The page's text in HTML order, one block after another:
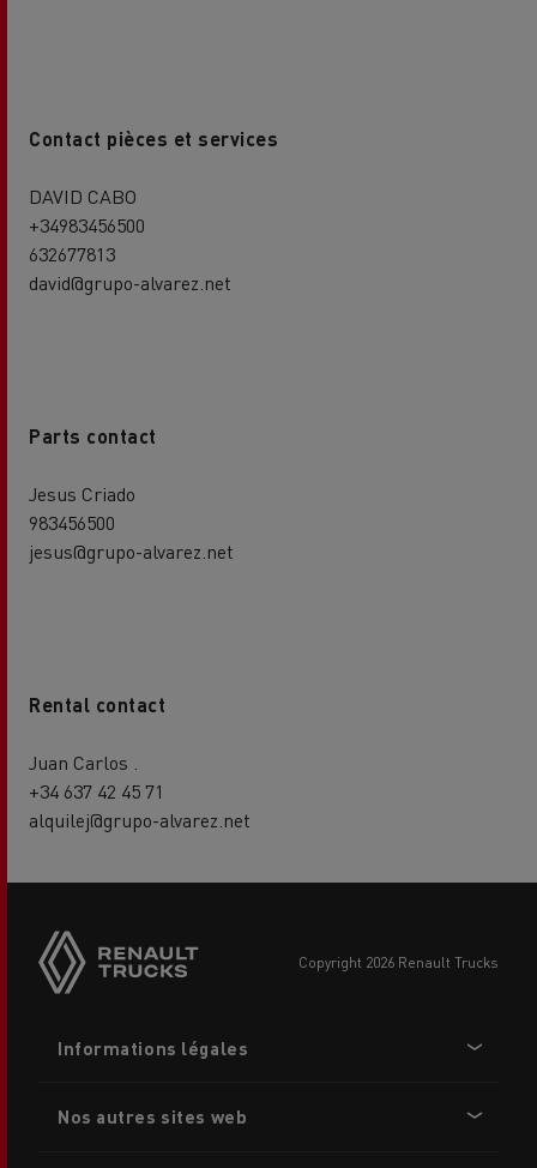
Contact pièces et services
DAVID CABO
+34983456500
632677813
david@grupo-alvarez.net
Parts contact
Jesus Criado
983456500
jesus@grupo-alvarez.net
Rental contact
Juan Carlos .
+34 637 42 45 71
alquilej@grupo-alvarez.net
buttons
copyright 2026 Renault Trucks
menu
Informations légales
Nos autres sites web